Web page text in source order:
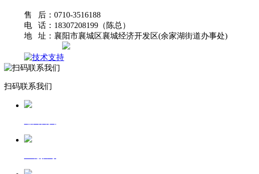
售 后：0710-3516188
电 话：18307208199（陈总）
地 址：襄阳市襄城区襄城经济开发区(余家湖街道办事处)
扫码联系我们